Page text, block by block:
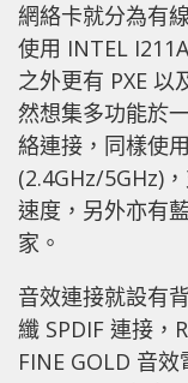
網絡卡就分為有
使用 INTEL
之外更有 PXE 以
然想集多功能於
絡連接，同樣使
(2.4GHz/5GHz)
速度，另外亦有
家。
音效連接就設有
纖 SPDIF 連接，
FINE GOLD 音